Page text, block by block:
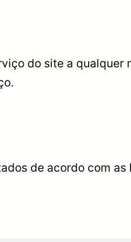
do site a
de acordo com